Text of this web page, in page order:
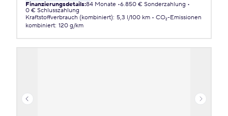
Finanzierungsdetails:84 Monate 6.850 € Sonderzahlung
0 € Schlusszahlung
Kraftstoffverbrauch (kombiniert): 5,3 l/100 km
CO₂-Emissionen
kombiniert: 120 g/km